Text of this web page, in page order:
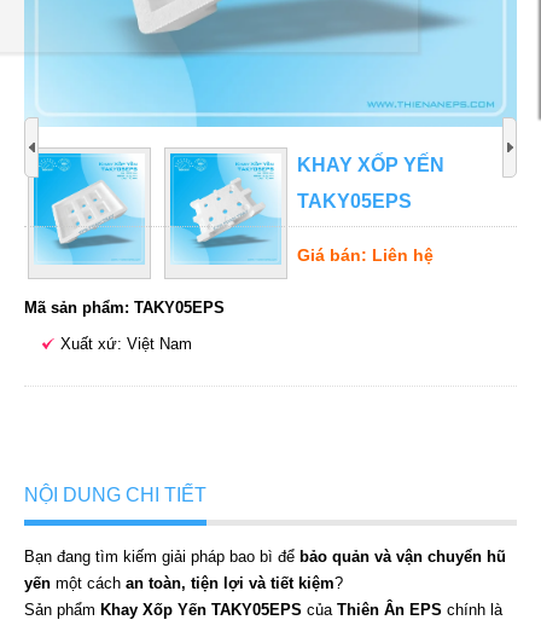
KHAY XỐP YẾN
TAKY05EPS
Giá bán: Liên hệ
Mã sản phẩm: TAKY05EPS
Xuất xứ: Việt Nam
NỘI DUNG CHI TIẾT
Bạn đang tìm kiếm giải pháp bao bì để bảo quản và vận chuyển hũ
yến một cách an toàn, tiện lợi và tiết kiệm?
Sản phẩm Khay Xốp Yến TAKY05EPS của Thiên Ân EPS chính là